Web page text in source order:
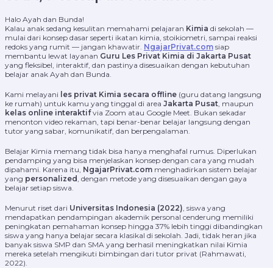
Halo Ayah dan Bunda!
Kalau anak sedang kesulitan memahami pelajaran Kimia di sekolah —
mulai dari konsep dasar seperti ikatan kimia, stoikiometri, sampai reaksi
redoks yang rumit — jangan khawatir. NgajarPrivat.com siap
membantu lewat layanan Guru Les Privat Kimia di Jakarta Pusat
yang fleksibel, interaktif, dan pastinya disesuaikan dengan kebutuhan
belajar anak Ayah dan Bunda.
Kami melayani les privat Kimia secara offline (guru datang langsung
ke rumah) untuk kamu yang tinggal di area Jakarta Pusat, maupun
kelas online interaktifvia Zoom atau Google Meet. Bukan sekadar
menonton video rekaman, tapi benar-benar belajar langsung dengan
tutor yang sabar, komunikatif, dan berpengalaman.
Belajar Kimia memang tidak bisa hanya menghafal rumus. Diperlukan
pendamping yang bisa menjelaskan konsep dengan cara yang mudah
dipahami. Karena itu, NgajarPrivat.com menghadirkan sistem belajar
yang personalized, dengan metode yang disesuaikan dengan gaya
belajar setiap siswa.
Menurut riset dari Universitas Indonesia (2022), siswa yang
mendapatkan pendampingan akademik personal cenderung memiliki
peningkatan pemahaman konsep hingga 37% lebih tinggi dibandingkan
siswa yang hanya belajar secara klasikal di sekolah. Jadi, tidak heran jika
banyak siswa SMP dan SMA yang berhasil meningkatkan nilai Kimia
mereka setelah mengikuti bimbingan dari tutor privat (Rahmawati,
2022).